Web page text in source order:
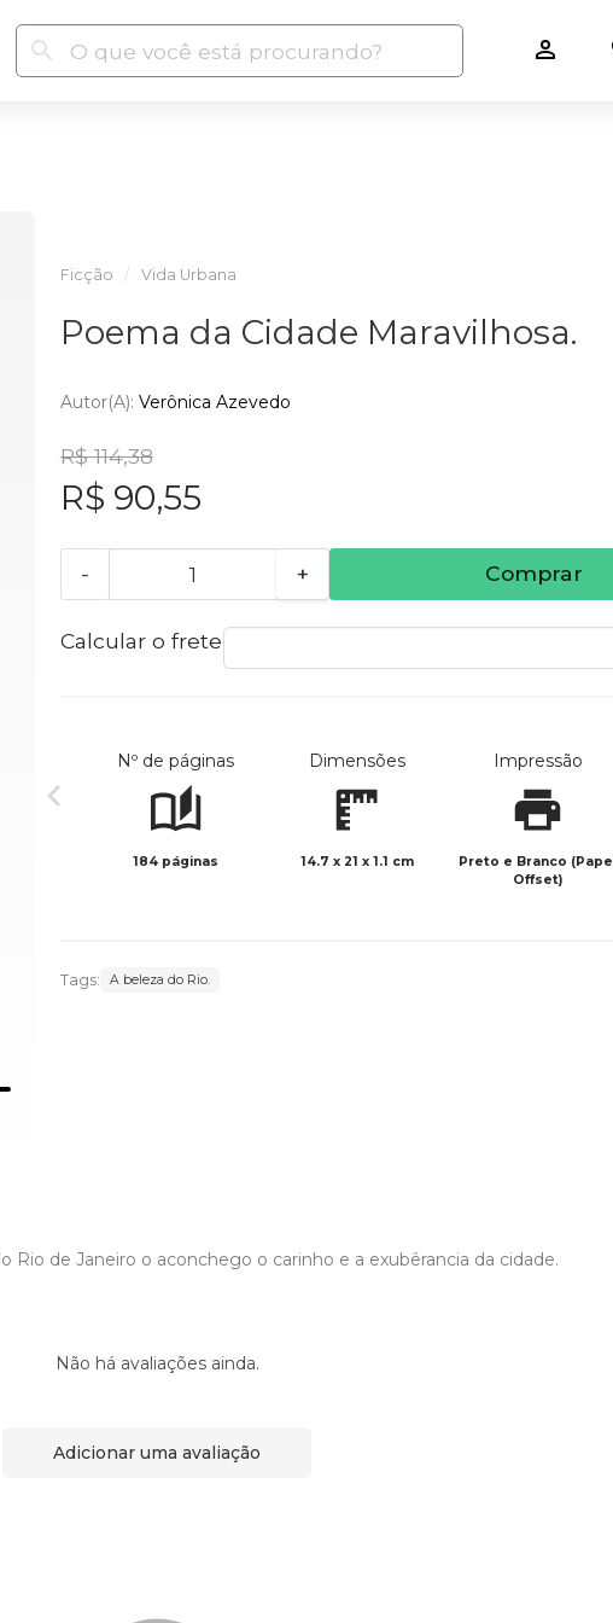
Ficção Vida Urbana
Poema da Cidade Maravilhosa.
Autor(a): Verônica Azevedo
R$ 114,38
R$ 90,55
- + Comprar
Calcular o frete
Nº de páginas
184 páginas
Dimensões
14.7 x 21 x 1.1 cm
Impressão
Preto e Branco (Papel
Offset)
Tags: A beleza do Rio.
Rio de Janeiro o aconchego o carinho e a exubêrancia da cidade.
Não há avaliações ainda.
Adicionar uma avaliação